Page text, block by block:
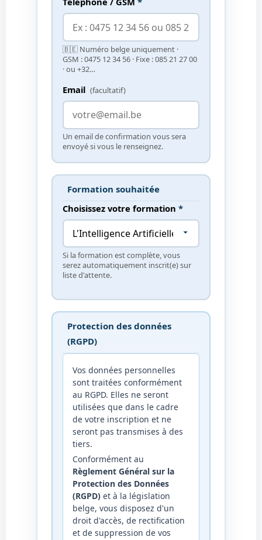
🇧🇪 Numéro belge uniquement ·
GSM : 0475 12 34 56 · Fixe : 085 21 27 00
· ou +32…
Email (facultatif)
Un email de confirmation vous sera
envoyé si vous le renseignez.
Formation souhaitée
Choisissez votre formation *
Si la formation est complète, vous
serez automatiquement inscrit(e) sur
liste d'attente.
Protection des données
(RGPD)
Vos données personnelles
sont traitées conformément
au RGPD. Elles ne seront
utilisées que dans le cadre
de votre inscription et ne
seront pas transmises à des
tiers.
Conformément au
Règlement Général sur la
Protection des Données
(RGPD)et à la législation
belge, vous disposez d'un
droit d'accès, de rectification
et de suppression de vos